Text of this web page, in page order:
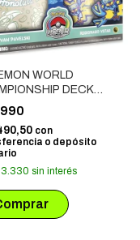
WORLD
DECK
EVAN PAVELSKI -
VSTAR
con
o depósito
sin interés